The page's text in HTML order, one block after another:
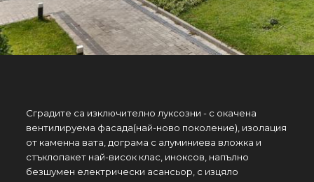
Сградите са изключително луксозни - с окачена
вентилируема фасада(най-ново поколение), изолация
от каменна вата, дограма с алуминиева вложка и
стъклопакет най-висок клас, иноксов, напълно
безшумен електрически асансьор, с изцяло